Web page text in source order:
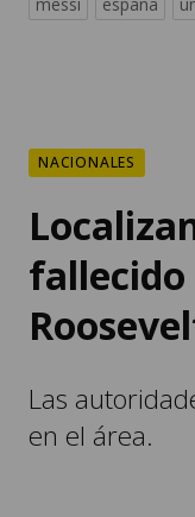
NACIONALES
fallecido
Las
en el área.